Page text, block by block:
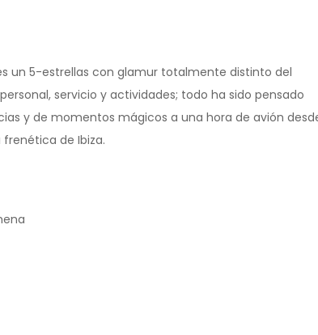
un 5-estrellas con glamur totalmente distinto del
servicio y actividades; todo ha sido pensado
y de momentos mágicos a una hora de avión
de Ibiza.